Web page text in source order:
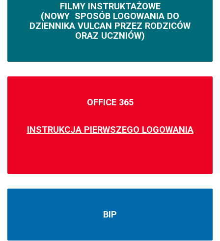
FILMY INSTRUKTAŻOWE
(NOWY SPOSÓB LOGOWANIA DO
DZIENNIKA VULCAN PRZEZ RODZICÓW
ORAZ UCZNIÓW)
OFFICE 365
INSTRUKCJA PIERWSZEGO LOGOWANIA
BIP